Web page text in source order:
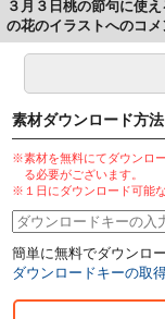
３月３日桃の節句に使
の花のイラストへのコ
素材ダウンロード方法
※素材を無料にてダウンロ
る必要がございます。
※１日にダウンロード可能
簡単に無料でダウンロ
ダウンロードキーの取